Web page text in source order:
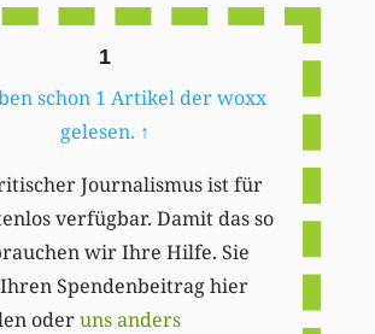
1
schon 1 Artikel der woxx
gelesen. ↑
Journalismus ist für
verfügbar. Damit das so
wir Ihre Hilfe. Sie
Spendenbeitrag hier
oderuns anders